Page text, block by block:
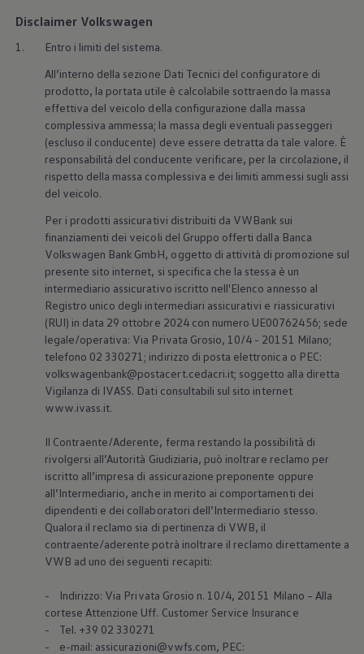
Ricarica in movimento
Calcolo percorso
VW Connect
VW Connect per ID. Buzz
VW Connect per Amarok
VW Connect per Transporter e Caravelle
Sistemi di assistenza alla guida
Aggiornamenti software
Aggiornamenti software per ID. Buzz
Car-Net e App-connect
California App
Promozioni
Manutenzione e Servizi
Piani di Manutenzione
Ricambi, Oli Motore e Fluidi
Ruote e Pneumatici
Servizio Officina Mobile
Finanziamento Save&Care
Accessori
Manuale uso e Manutenzione
Servizio Mobilità
Garanzie
Informazioni utili
Mondo Volkswagen
Il Bar del Lunedì
75 anni di Bulli
Guida autonoma
ID. Buzz al World Ducati Week 2026
Contatti
Disclaimer Volkswagen
1.
Entro i limiti del sistema.
All’interno della sezione Dati Tecnici del configuratore di
prodotto, la portata utile è calcolabile sottraendo la massa
effettiva del veicolo della configurazione dalla massa
complessiva ammessa; la massa degli eventuali passeggeri
(escluso il conducente) deve essere detratta da tale valore. È
responsabilità del conducente verificare, per la circolazione, il
rispetto della massa complessiva e dei limiti ammessi sugli assi
del veicolo.
Per i prodotti assicurativi distribuiti da VWBank sui
finanziamenti dei veicoli del Gruppo offerti dalla Banca
Volkswagen Bank GmbH, oggetto di attività di promozione sul
presente sito internet, si specifica che la stessa è un
intermediario assicurativo iscritto nell'Elenco annesso al
Registro unico degli intermediari assicurativi e riassicurativi
(RUI) in data 29 ottobre 2024 con numero UE00762456; sede
legale/operativa: Via Privata Grosio, 10/4 - 20151 Milano;
telefono 02 330271; indirizzo di posta elettronica o PEC:
volkswagenbank@postacert.cedacri.it; soggetto alla diretta
Vigilanza di IVASS. Dati consultabili sul sito internet
www.ivass.it.
Il Contraente/Aderente, ferma restando la possibilità di
rivolgersi all’Autorità Giudiziaria, può inoltrare reclamo per
iscritto all’impresa di assicurazione preponente oppure
all’Intermediario, anche in merito ai comportamenti dei
dipendenti e dei collaboratori dell’Intermediario stesso.
Qualora il reclamo sia di pertinenza di VWB, il
contraente/aderente potrà inoltrare il reclamo direttamente a
VWB ad uno dei seguenti recapiti:
- Indirizzo: Via Privata Grosio n. 10/4, 20151 Milano – Alla
cortese Attenzione Uff. Customer Service Insurance
- Tel. +39 02 330271
- e-mail: assicurazioni@vwfs.com, PEC: